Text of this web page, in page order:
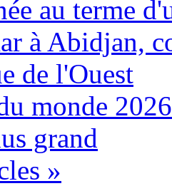
au terme
à Abidjan,
de l'Ouest
monde
grand
»